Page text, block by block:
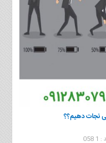
نجات دهیم؟؟